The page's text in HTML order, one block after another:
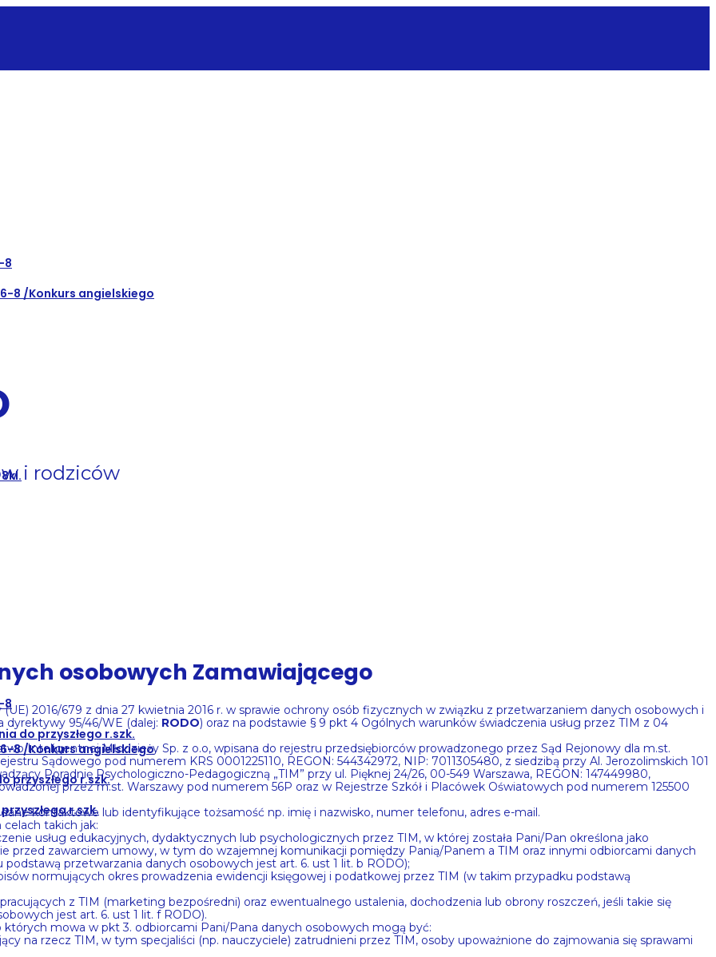
8
8 /Konkurs angielskiego
8
do przyszłego r.szk.
8 /Konkurs angielskiego
przyszłego r.szk.
r.szk.
i rodziców
osobowych Zamawiającego
2016/679 z dnia 27 kwietnia 2016 r. w sprawie ochrony osób fizycznych w związku z przetwarzaniem danych osobowych i
dyrektywy 95/46/WE (dalej: RODO) oraz na podstawie § 9 pkt 4 Ogólnych warunków świadczenia usług przez TIM z 04
Inteligentnej Młodzieży Sp. z o.o, wpisana do rejestru przedsiębiorców prowadzonego przez Sąd Rejonowy dla m.st.
Sądowego pod numerem KRS 0001225110, REGON: 544342972, NIP: 7011305480, z siedzibą przy Al. Jerozolimskich 101
Poradnię Psychologiczno-Pedagogiczną „TIM” przy ul. Pięknej 24/26, 00-549 Warszawa, REGON: 147449980,
przez m.st. Warszawy pod numerem 56P oraz w Rejestrze Szkół i Placówek Oświatowych pod numerem 125500
kontaktowe lub identyfikujące tożsamość np. imię i nazwisko, numer telefonu, adres e-mail.
takich jak:
usług edukacyjnych, dydaktycznych lub psychologicznych przez TIM, w której została Pani/Pan określona jako
przed zawarciem umowy, w tym do wzajemnej komunikacji pomiędzy Panią/Panem a TIM oraz innymi odbiorcami danych
przetwarzania danych osobowych jest art. 6. ust 1 lit. b RODO);
normujących okres prowadzenia ewidencji księgowej i podatkowej przez TIM (w takim przypadku podstawą
z TIM (marketing bezpośredni) oraz ewentualnego ustalenia, dochodzenia lub obrony roszczeń, jeśli takie się
jest art. 6. ust 1 lit. f RODO).
mowa w pkt 3. odbiorcami Pani/Pana danych osobowych mogą być:
na rzecz TIM, w tym specjaliści (np. nauczyciele) zatrudnieni przez TIM, osoby upoważnione do zajmowania się sprawami